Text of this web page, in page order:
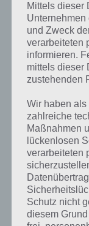
Die obige
Wenn die Lösung,
vorgestellt haben,
Lösung von 94
einfach in den
der App geben. Da
verändern.
Darum geht
Was ist 94%? In
einer Aussage die
am häufigsten
Mittels dieser
Unternehmen
und Zweck
verarbeiteten
informieren.
mittels dieser
zustehenden
Wir haben als
zahlreiche
Maßnahmen
lückenlosen
verarbeiteten
Schutz nicht
diesem